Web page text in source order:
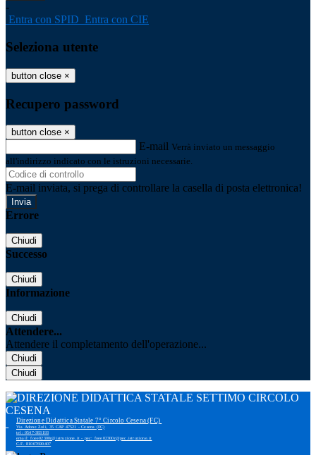
-
Entra con SPID Entra con CIE
Seleziona utente
button close ×
Recupero password
button close ×
E-mail Verrà inviato un messaggio
all'indirizzo indicato con le istruzioni necessarie.
E-mail inviata, si prega di controllare la casella di posta elettronica!
Errore
Chiudi
Successo
Chiudi
Informazione
Chiudi
Attendere...
Attendere il completamento dell'operazione...
Chiudi
Chiudi
Direzione Didattica Statale 7° Circolo Cesena (FC)
Via Adone Zoli, 35 CAP 47521 - Cesena (FC)
tel: 0547-383193
email: foee02300r@istruzione.it - pec: foee02300r@pec.istruzione.it
C.F. 81007690407